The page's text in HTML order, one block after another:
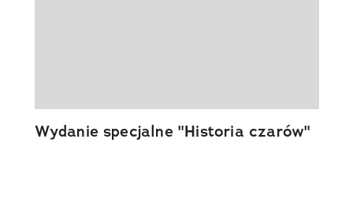
Wydanie specjalne "Historia czarów"